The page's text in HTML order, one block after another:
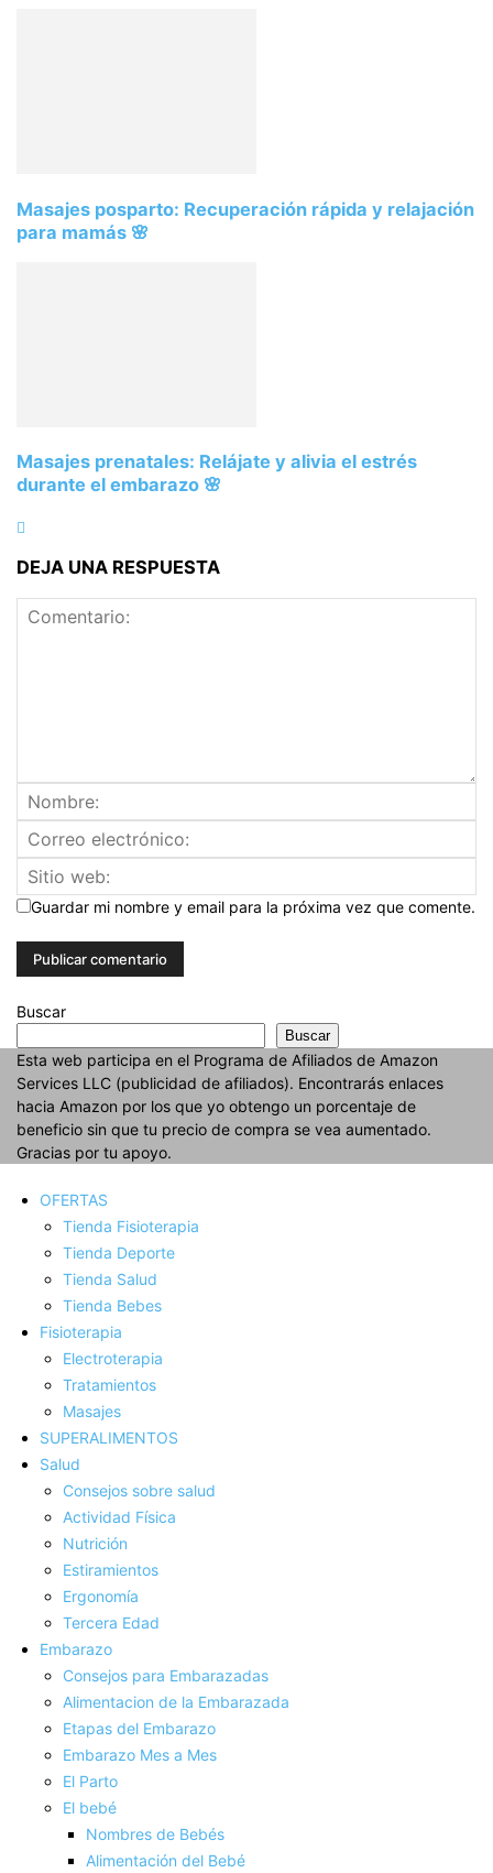
Masajes posparto: Recuperación rápida y relajación
para mamás 🌸
Masajes prenatales: Relájate y alivia el estrés
durante el embarazo 🌸
DEJA UNA RESPUESTA
Guardar mi nombre y email para la próxima vez que comente.
Buscar
Buscar
Esta web participa en el Programa de Afiliados de Amazon
Services LLC (publicidad de afiliados). Encontrarás enlaces
hacia Amazon por los que yo obtengo un porcentaje de
beneficio sin que tu precio de compra se vea aumentado.
Gracias por tu apoyo.
OFERTAS
Tienda Fisioterapia
Tienda Deporte
Tienda Salud
Tienda Bebes
Fisioterapia
Electroterapia
Tratamientos
Masajes
SUPERALIMENTOS
Salud
Consejos sobre salud
Actividad Fí­sica
Nutrición
Estiramientos
Ergonomí­a
Tercera Edad
Embarazo
Consejos para Embarazadas
Alimentacion de la Embarazada
Etapas del Embarazo
Embarazo Mes a Mes
El Parto
El bebé
Nombres de Bebés
Alimentación del Bebé